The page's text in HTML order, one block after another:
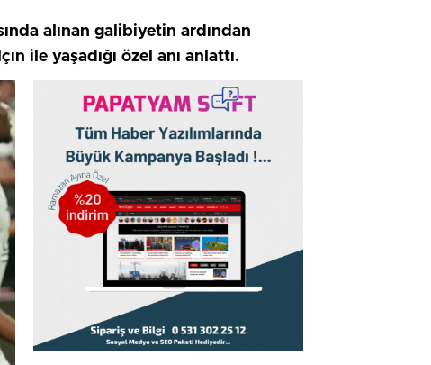
alınan galibiyetin ardından
ile yaşadığı özel anı anlattı.